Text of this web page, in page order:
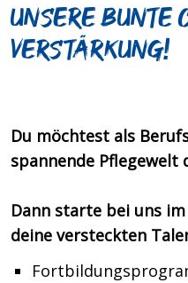
Unsere bunte
Verstärkung!
Du möchtest als
spannende Pflegewelt
Dann starte bei uns
deine versteckten